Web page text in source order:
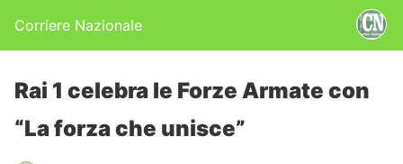
Corriere Nazionale
Rai 1 celebra le Forze Armate con
“La forza che unisce”